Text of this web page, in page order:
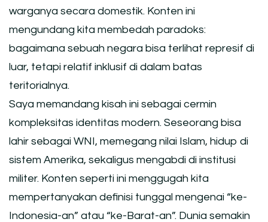
warganya secara domestik. Konten ini
mengundang kita membedah paradoks:
bagaimana sebuah negara bisa terlihat represif di
luar, tetapi relatif inklusif di dalam batas
teritorialnya.
Saya memandang kisah ini sebagai cermin
kompleksitas identitas modern. Seseorang bisa
lahir sebagai WNI, memegang nilai Islam, hidup di
sistem Amerika, sekaligus mengabdi di institusi
militer. Konten seperti ini menggugah kita
mempertanyakan definisi tunggal mengenai “ke-
Indonesia-an” atau “ke-Barat-an”. Dunia semakin